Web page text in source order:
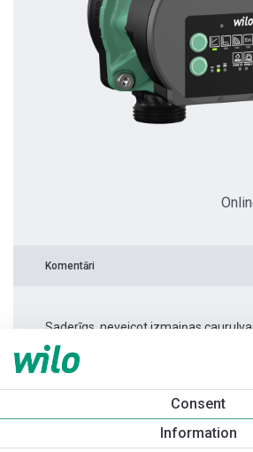
Consent
Information
Komentāri
Saderīgs, neveicot izmaiņas
Produkta informācija
Varios PICO-STG 25/1-7 -180